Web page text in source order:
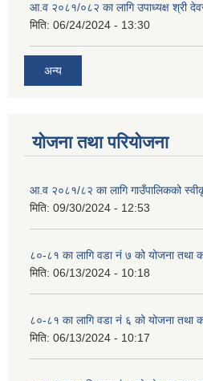
आ.व २०८१/०८२ का लागि उपाध्यक्ष श्री
मिति: 06/24/2024 - 13:30
अन्य
योजना तथा परियोजना
आ.व २०८१/८२ का लागि गाउँपालिकको
मिति: 09/30/2024 - 12:53
८०-८१ का लागि वडा नं ७ को योजना तथा
मिति: 06/13/2024 - 10:18
८०-८१ का लागि वडा नं ६ को योजना तथा
मिति: 06/13/2024 - 10:17